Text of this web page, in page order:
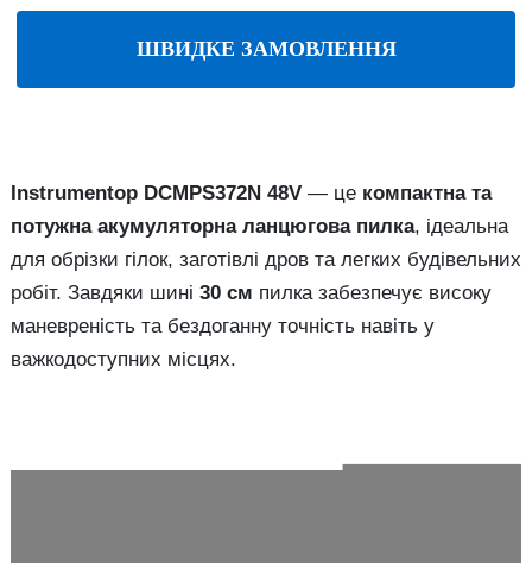
ШВИДКЕ ЗАМОВЛЕННЯ
Instrumentop DCMPS372N 48V — це компактна та
потужна акумуляторна ланцюгова пилка, ідеальна
для обрізки гілок, заготівлі дров та легких будівельних
робіт. Завдяки шині 30 см пилка забезпечує високу
маневреність та бездоганну точність навіть у
важкодоступних місцях.